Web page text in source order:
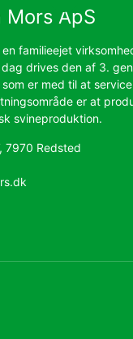
ApS
familieejet
drives den af 3.
er med til at
er at
svineproduktion.
7970 Redsted